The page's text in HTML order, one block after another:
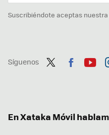
Suscribiéndote aceptas nuestra
Síguenos
En Xataka Móvil